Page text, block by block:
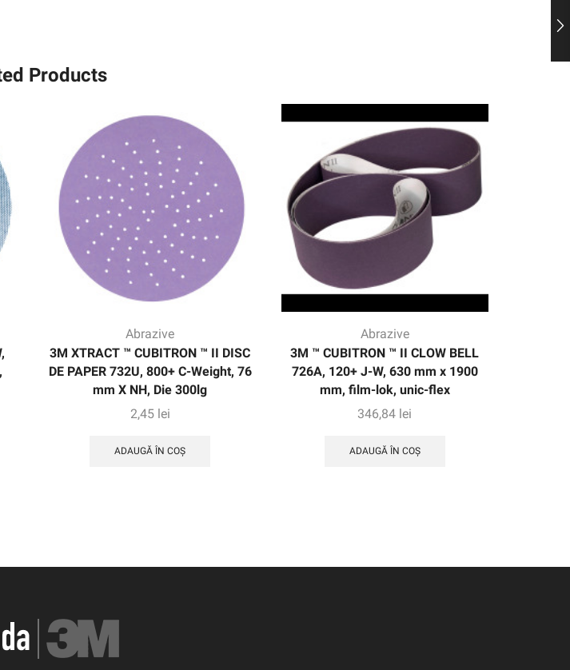
Products
Abrazive
3M XTRACT ™ CUBITRON ™ II DISC
DE PAPER 732U, 800+ C-Weight, 76
mm X NH, Die 300lg
2,45 lei
ADAUGĂ ÎN COȘ
Abrazive
3M ™ CUBITRON ™ II CLOW BELL
726A, 120+ J-W, 630 mm x 1900
mm, film-lok, unic-flex
346,84 lei
ADAUGĂ ÎN COȘ